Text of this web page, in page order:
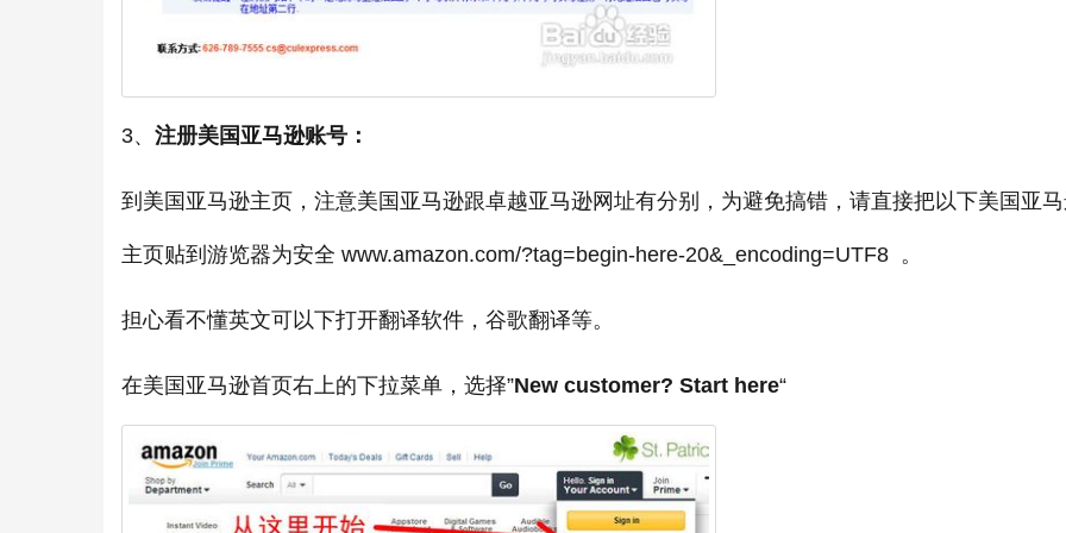
3、 注册美国亚马逊账号：
到美国亚马逊主页，注意美国亚马逊跟卓越亚马逊网址有分别，为避免搞错，请直接把以下美国亚
主页贴到游览器为安全 www.amazon.com/?tag=begin-here-20&_encoding=UTF8 。
担心看不懂英文可以下打开翻译软件，谷歌翻译等。
在美国亚马逊首页右上的下拉菜单，选择”New customer? Start here“